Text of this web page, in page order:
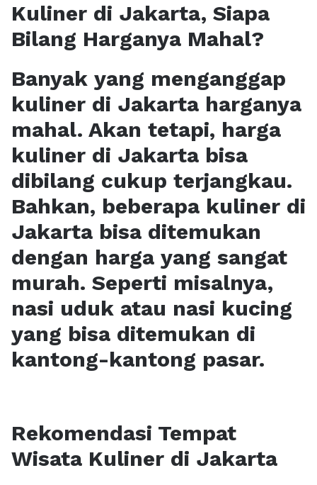
Kuliner di Jakarta, Siapa
Bilang Harganya Mahal?
Banyak yang menganggap
kuliner di Jakarta harganya
mahal. Akan tetapi, harga
kuliner di Jakarta bisa
dibilang cukup terjangkau.
Bahkan, beberapa kuliner di
Jakarta bisa ditemukan
dengan harga yang sangat
murah. Seperti misalnya,
nasi uduk atau nasi kucing
yang bisa ditemukan di
kantong-kantong pasar.
Rekomendasi Tempat
Wisata Kuliner di Jakarta